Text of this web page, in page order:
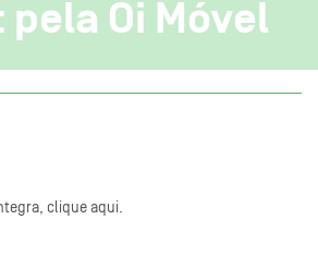
pela Oi Móvel
clique aqui.